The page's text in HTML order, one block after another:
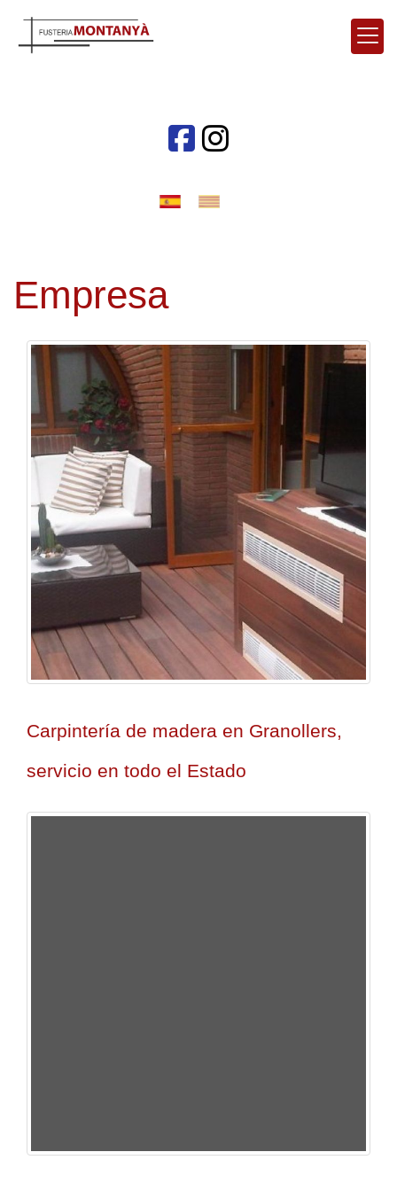
Empresa
Carpintería de madera en Granollers,
servicio en todo el Estado